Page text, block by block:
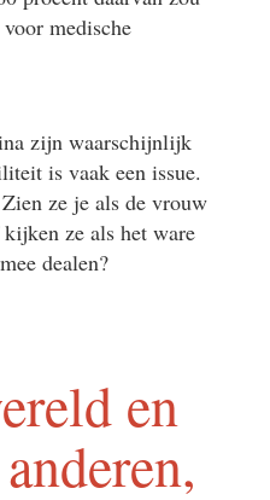
medische
zijn waarschijnlijk
is vaak een issue.
ze je als de vrouw
ze als het ware
dealen?
en